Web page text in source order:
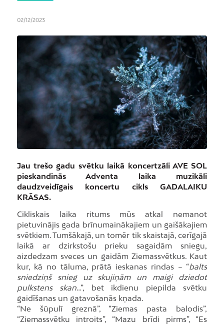
02/12/2023
Jau trešo gadu svētku laikā koncertzāli AVE SOL
pieskandinās Adventa laika muzikāli
daudzveidīgais koncertu cikls GADALAIKU
KRĀSAS.
Cikliskais laika ritums mūs atkal nemanot
pietuvinājis gada brīnumainākajiem un gaišākajiem
svētkiem. Tumšākajā, un tomēr tik skaistajā, cerīgajā
laikā ar dzirkstošu prieku sagaidām sniegu,
aizdedzam sveces un gaidām Ziemassvētkus. Kaut
kur, kā no tāluma, prātā ieskanas rindas – “balts
sniedziņš snieg uz skujiņām un maigi dziedot
pulkstens skan…”, bet ikdienu piepilda svētku
gaidīšanas un gatavošanās kņada.
“Ne šūpulī greznā”, “Ziemas pasta balodis”,
“Ziemassvētku introits”, “Mazu brīdi pirms”, “Es